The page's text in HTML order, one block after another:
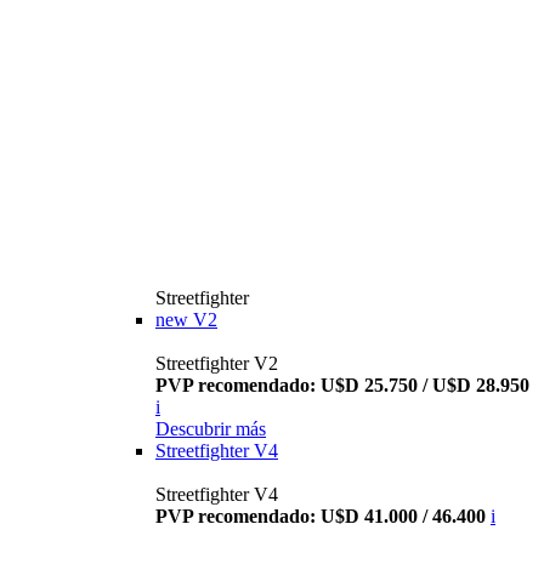
Streetfighter
new V2
Streetfighter V2
PVP recomendado: U$D 25.750 / U$D 28.950
i
Descubrir más
Streetfighter V4
Streetfighter V4
PVP recomendado: U$D 41.000 / 46.400 i